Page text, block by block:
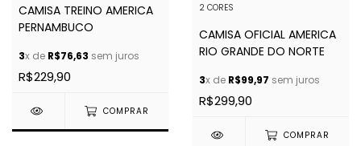
CAMISA TREINO AMERICA
PERNAMBUCO
3x de R$76,63 sem juros
R$229,90
COMPRAR
2 CORES
CAMISA OFICIAL AMERICA
RIO GRANDE DO NORTE
3x de R$99,97 sem juros
R$299,90
COMPRAR